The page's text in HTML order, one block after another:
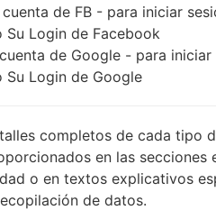
cuenta de FB - para iniciar
Su Login de Facebook
de Google - para
Su Login de Google
completos de cada tipo
en las
o en textos explicativos
de datos.